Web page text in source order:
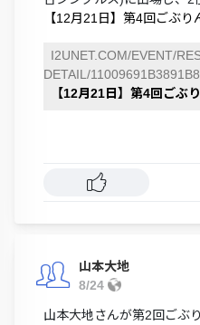
【12月21日】第4回ごぶり
I2UNET.COM/EVENT/
DETAIL/
【12月21日】第4回ごぶ
山本大地
8/24
山本大地さんが第2回ごぶ